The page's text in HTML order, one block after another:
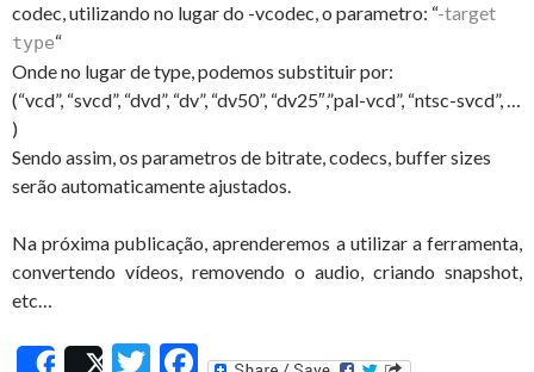
codec, utilizando no lugar do -vcodec, o parametro: “-target
type“
Onde no lugar de type, podemos substituir por:
(“vcd”, “svcd”, “dvd”, “dv”, “dv50”, “dv25″,”pal-vcd”, “ntsc-svcd”, …
)
Sendo assim, os parametros de bitrate, codecs, buffer sizes
serão automaticamente ajustados.
Na próxima publicação, aprenderemos a utilizar a ferramenta,
convertendo vídeos, removendo o audio, criando snapshot,
etc…
T
F